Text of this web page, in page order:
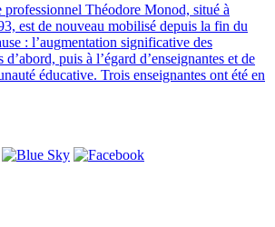
Théodore Monod, situé à
est de nouveau mobilisé depuis la fin du
: l’augmentation significative des
puis à l’égard d’enseignantes et de
éducative. Trois enseignantes ont été en